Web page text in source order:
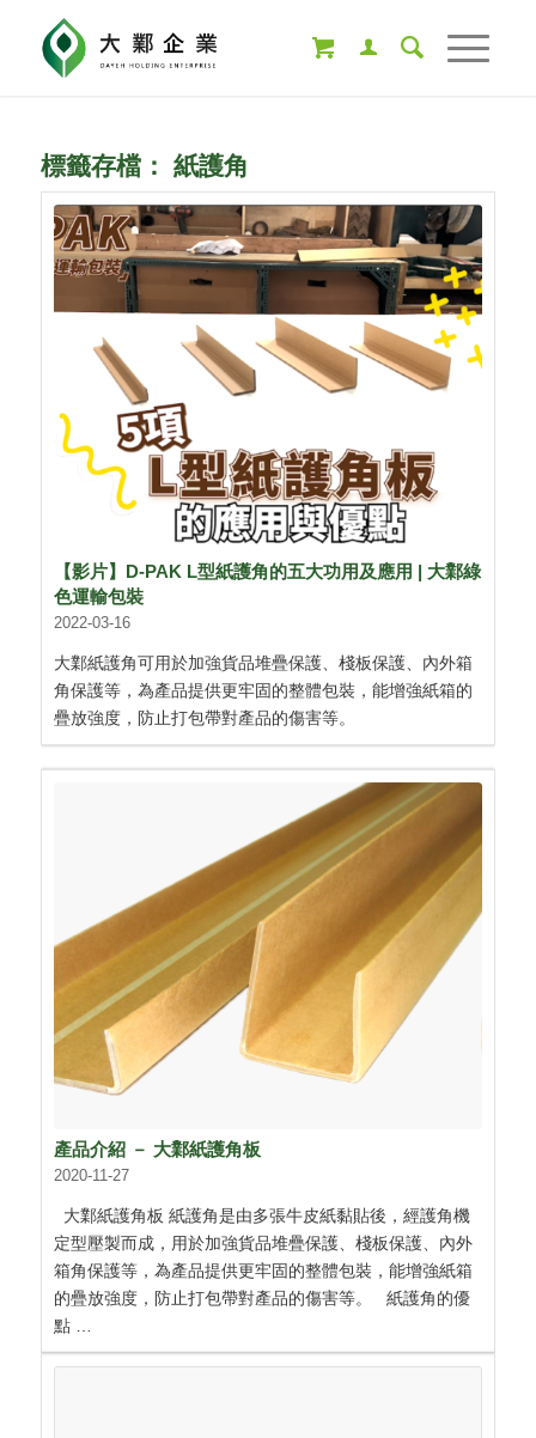
標籤存檔： 紙護角
【影片】D-PAK L型紙護角的五大功用及應用 | 大鄴綠
色運輸包裝
2022-03-16
大鄴紙護角可用於加強貨品堆疊保護、棧板保護、內外箱
角保護等，為產品提供更牢固的整體包裝，能增強紙箱的
疊放強度，防止打包帶對產品的傷害等。
產品介紹 － 大鄴紙護角板
2020-11-27
大鄴紙護角板 紙護角是由多張牛皮紙黏貼後，經護角機
定型壓製而成，用於加強貨品堆疊保護、棧板保護、內外
箱角保護等，為產品提供更牢固的整體包裝，能增強紙箱
的疊放強度，防止打包帶對產品的傷害等。 紙護角的優
點 …